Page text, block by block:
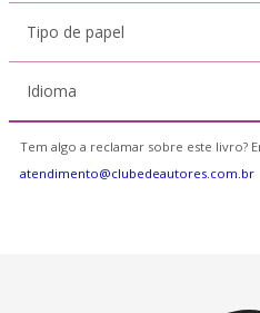
Tipo de papel
Idioma
Tem algo a reclamar sobre este livro?
atendimento@clubedeautores.com.br